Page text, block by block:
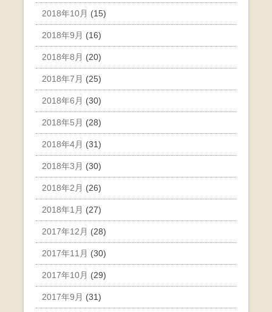
2018年10月 (15)
2018年9月 (16)
2018年8月 (20)
2018年7月 (25)
2018年6月 (30)
2018年5月 (28)
2018年4月 (31)
2018年3月 (30)
2018年2月 (26)
2018年1月 (27)
2017年12月 (28)
2017年11月 (30)
2017年10月 (29)
2017年9月 (31)